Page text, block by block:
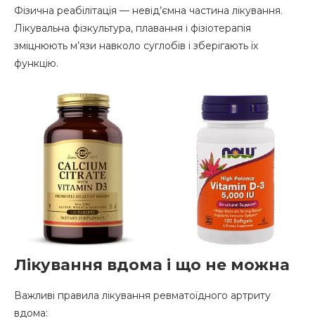
Фізична реабілітація — невід’ємна частина лікування.
Лікувальна фізкультура, плавання і фізіотерапія
зміцнюють м’язи навколо суглобів і зберігають їх
функцію.
Лікування вдома і що не можна
Важливі правила лікування ревматоїдного артриту
вдома: